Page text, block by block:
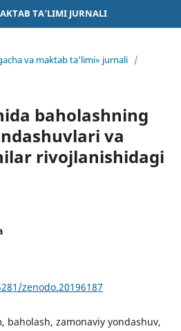
TA’LIMI JURNALI
va maktab ta’limi» jurnali /
baholashning
va
rivojlanishidagi
zenodo.20196187
baholash, zamonaviy yondashuv,